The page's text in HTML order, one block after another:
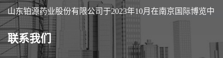
山东铂源药业股份有限公司于2023年10月在南京国际博览中
心参加第89届中国医药原料药/中间体/包装/设备交易会
（API China）
联系我们